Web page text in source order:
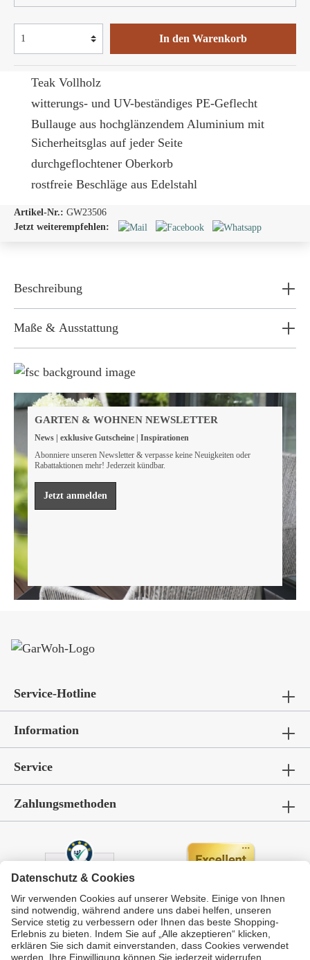
Teak Vollholz
witterungs- und UV-beständiges PE-Geflecht
Bullauge aus hochglänzendem Aluminium mit
Sicherheitsglas auf jeder Seite
durchgeflochtener Oberkorb
rostfreie Beschläge aus Edelstahl
In den Warenkorb
Artikel-Nr.: GW23506
Jetzt weiterempfehlen:
Beschreibung
Maße & Ausstattung
Wir sind FSC® zertifiziert
leisten müssen, um unsere natürlichen Ressourcen zu
bewahren.
Mehr erfahren
GARTEN & WOHNEN NEWSLETTER
News | exklusive Gutscheine | Inspirationen
Abonniere unseren Newsletter & verpasse keine Neuigkeiten oder
Rabattaktionen mehr! Jederzeit kündbar.
Jetzt anmelden
Service-Hotline
Information
Service
Zahlungsmethoden